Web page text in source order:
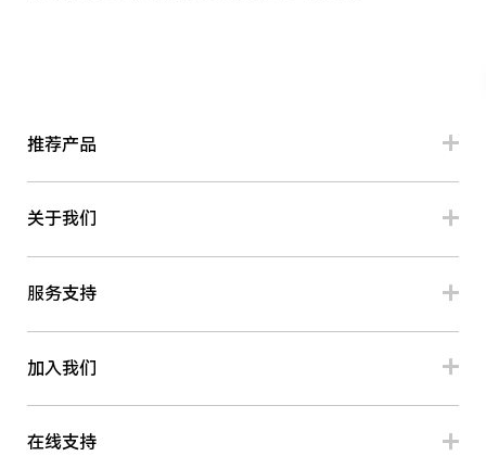
推荐产品
关于我们
服务支持
加入我们
在线支持